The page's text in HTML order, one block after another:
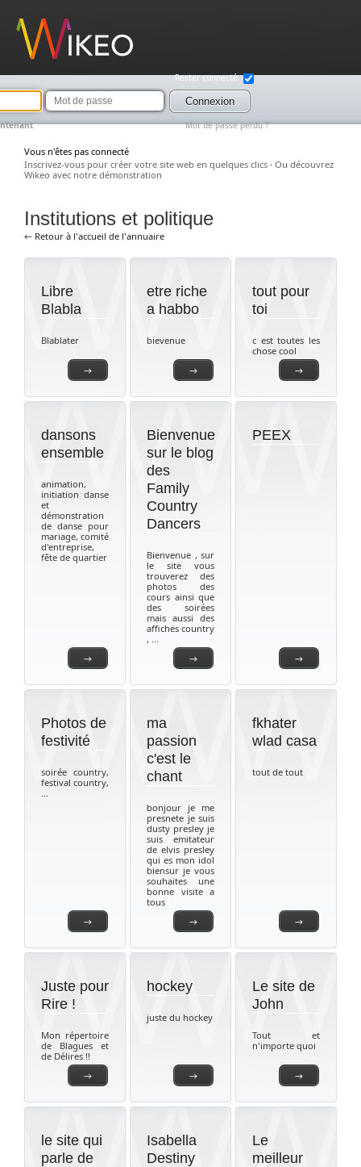
Rester connecté
Mot
de
passe
Connexion
Mot de passe perdu ?
Vous n'êtes pas connecté
Inscrivez-vous pour créer votre site web en quelques clics · Ou découvrez
Wikeo avec notre démonstration
Institutions et politique
← Retour à l'accueil de l'annuaire
→
Libre
Blabla
Blablater
→
etre riche
a habbo
bievenue
→
tout pour
toi
c est toutes les
chose cool
→
dansons
ensemble
animation,
initiation danse
et
démonstration
de danse pour
mariage, comité
d'entreprise,
fête de quartier
→
Bienvenue
sur le blog
des
Family
Country
Dancers
Bienvenue , sur
le site vous
trouverez des
photos des
cours ainsi que
des soirées
mais aussi des
affiches country
, ...
→
PEEX
→
Photos de
festivité
soirée country,
festival country,
...
→
ma
passion
c'est le
chant
bonjour je me
presnete je suis
dusty presley je
suis emitateur
de elvis presley
qui es mon idol
biensur je vous
souhaites une
bonne visite a
tous
→
fkhater
wlad casa
tout de tout
→
Juste pour
Rire !
Mon répertoire
de Blagues et
de Délires !!
→
hockey
juste du hockey
→
Le site de
John
Tout et
n'importe quoi
le site qui
parle de
Isabella
Destiny
Le
meilleur